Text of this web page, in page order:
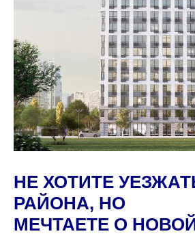
НЕ ХОТИТЕ
РАЙОНА, НО
МЕЧТАЕТЕ О
парковочных
места на 69
квартир
Стеклопакеты
с шумоизоляцией